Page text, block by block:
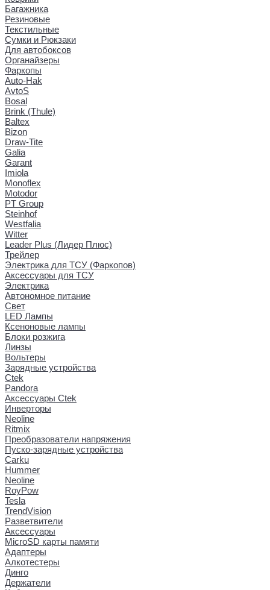
Багажника
Резиновые
Текстильные
Сумки и Рюкзаки
Для автобоксов
Органайзеры
Фаркопы
Auto-Hak
AvtoS
Bosal
Brink (Thule)
Baltex
Bizon
Draw-Tite
Galia
Garant
Imiola
Monoflex
Motodor
PT Group
Steinhof
Westfalia
Witter
Leader Plus (Лидер Плюс)
Трейлер
Электрика для ТСУ (Фаркопов)
Аксессуары для ТСУ
Электрика
Автономное питание
Свет
LED Лампы
Ксеноновые лампы
Блоки розжига
Линзы
Вольтеры
Зарядные устройства
Ctek
Pandora
Аксессуары Ctek
Инверторы
Neoline
Ritmix
Преобразователи напряжения
Пуско-зарядные устройства
Carku
Hummer
Neoline
RoyPow
Tesla
TrendVision
Разветвители
Аксессуары
MicroSD карты памяти
Адаптеры
Алкотестеры
Динго
Держатели